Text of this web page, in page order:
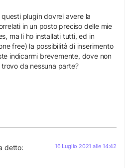
plugin dovrei avere la
in un posto preciso delle mie
ma li ho installati tutti, ed in
free) la possibilità di inserimento
indicarmi brevemente, dove non
da nessuna parte?
detto: 16 Luglio 2021 alle 14:42